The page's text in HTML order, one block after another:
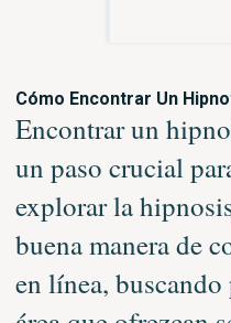
Cómo Encontrar Un
Encontrar un
un paso crucial
explorar la
buena manera de
en línea,